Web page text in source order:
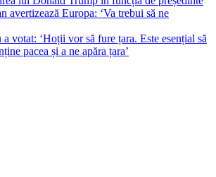
avertizează Europa: ‘Va trebui să ne
votat: ‘Hoții vor să fure țara. Este esențial să
pacea și a ne apăra țara’
din România